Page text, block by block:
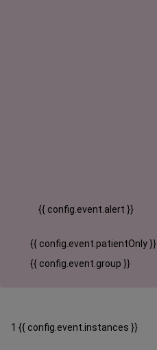
{{ config.event.alert }}
{{ config.event.patientOnly }}
{{ config.event.group }}
1 {{ config.event.instances }}